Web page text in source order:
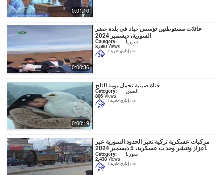
0:01:10
0:00:36
عائلات مستوطنين تؤسس حباد في بلدة حضر
السورية، ديسمبر 2024
Category: سوريا
3,580Views
إداري-تغريد 1 year
0:00:19
فتاة صينية تحمل بومة الثلج
Category: الصين
806 Views
إداري-تغريد 1 year
مركبات عسكرية تركية تعبر الحدود السورية عبر
أعزاز وتنشر وحدات عسكرية، 5 ديسمبر 2024.
Category: سوريا
2,438Views
إداري-تغريد 1 year